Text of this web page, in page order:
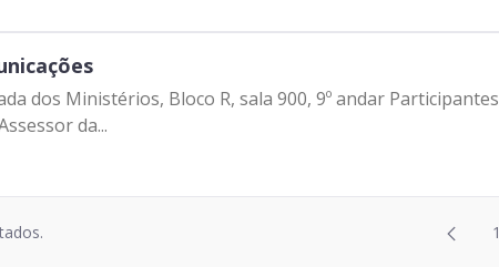
dos Ministérios, Bloco R, sala 900, 9º andar
da...
1
Página